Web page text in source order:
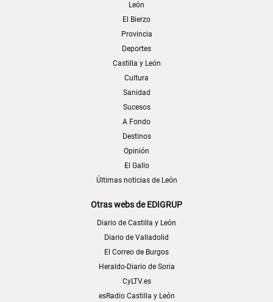
León
El Bierzo
Provincia
Deportes
Castilla y León
Cultura
Sanidad
Sucesos
A Fondo
Destinos
Opinión
El Gallo
Últimas noticias de León
Otras webs de EDIGRUP
Diario de Castilla y León
Diario de Valladolid
El Correo de Burgos
Heraldo-Diario de Soria
CyLTV.es
esRadio Castilla y León